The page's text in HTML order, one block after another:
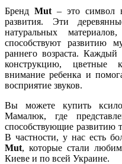
Бренд Mut – это символ
развития. Эти
натуральных
способствуют развитию
раннего возраста.
конструкцию, цветные
внимание ребенка и
восприятие звуков.
Вы можете купить
Мамалюк, где
способствующие развитию
В частности, у нас есть
Mut, которые стали
Киеве и по всей Украине.